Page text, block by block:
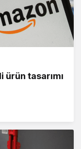
tasarımı